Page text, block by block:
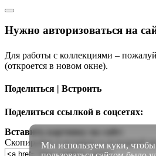
Нужно авторизоваться на
Для работы с коллекциями –
(откроется в новом окне).
Поделиться | Встроить
Поделиться ссылкой в соцсетях:
Вставить картинку на сайт:
Скопируйте и вставьте в исходный
Мы используем куки, чтобы